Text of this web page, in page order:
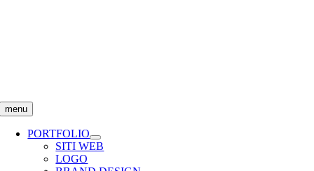
menu
PORTFOLIO
SITI WEB
LOGO